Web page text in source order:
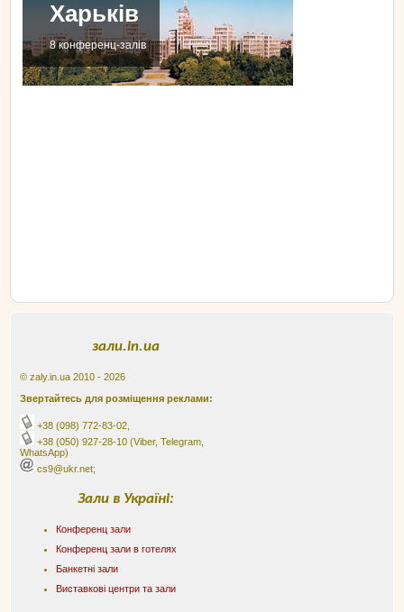
Харьків
8 конференц-залів
зали.in.ua
© zaly.in.ua 2010 - 2026
Звертайтесь для розміщення реклами:
+38 (098) 772-83-02
+38 (050) 927-28-10 (Viber, Telegram,
WhatsApp)
cs9@ukr.net;
Зали в Україні:
Конференц зали
Конференц зали в готелях
Банкетні зали
Виставкові центри та зали